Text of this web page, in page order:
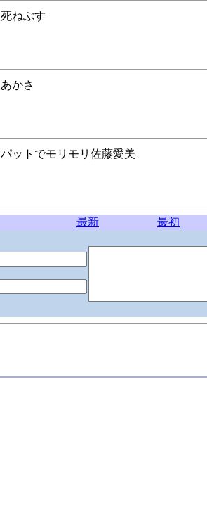
死ねぶす
あかさ
パットでモリモリ佐藤愛美
最新
最初